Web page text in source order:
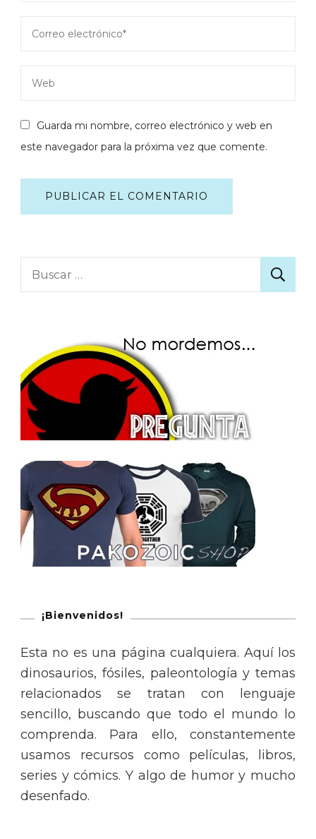
Guarda mi nombre, correo electrónico y web en
este navegador para la próxima vez que comente.
Buscar:
¡Bienvenidos!
Esta no es una página cualquiera. Aquí los
dinosaurios, fósiles, paleontología y temas
relacionados se tratan con lenguaje
sencillo, buscando que todo el mundo lo
comprenda. Para ello, constantemente
usamos recursos como películas, libros,
series y cómics. Y algo de humor y mucho
desenfado.